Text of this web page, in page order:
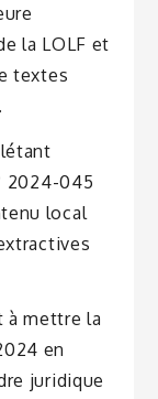
la LOLF et
textes
2024-045
local
à mettre la
en
juridique